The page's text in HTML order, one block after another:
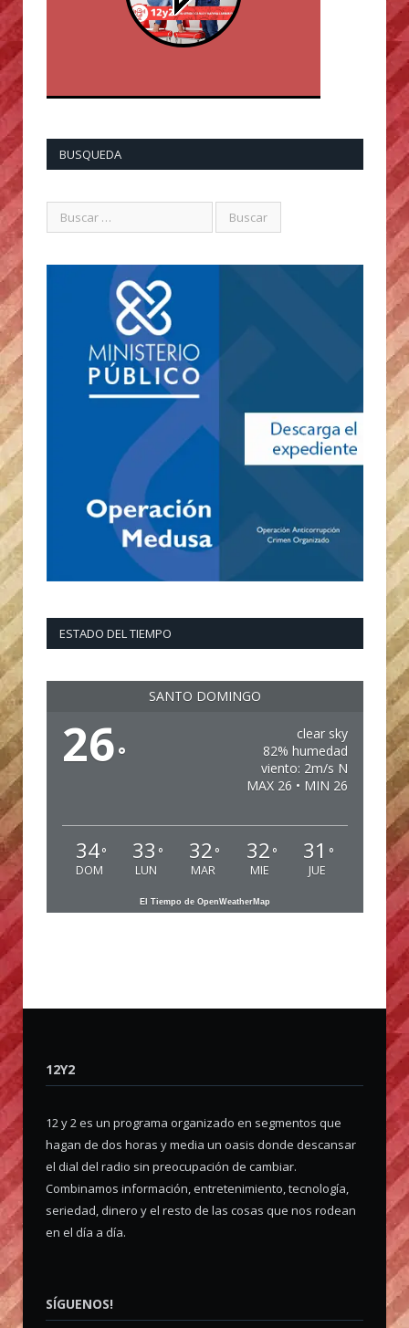
BUSQUEDA
ESTADO DEL TIEMPO
SANTO DOMINGO
26°
clear sky
82% humedad
viento: 2m/s N
MAX 26 • MIN 26
34°
DOM
33 °
LUN
32 °
MAR
32 °
MIE
31 °
JUE
El Tiempo de OpenWeatherMap
12Y2
12 y 2 es un programa organizado en segmentos que
hagan de dos horas y media un oasis donde descansar
el dial del radio sin preocupación de cambiar.
Combinamos información, entretenimiento, tecnología,
seriedad, dinero y el resto de las cosas que nos rodean
en el día a día.
SÍGUENOS!